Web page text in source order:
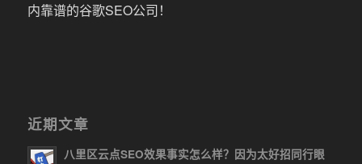
内靠谱的谷歌SEO公司！
近期文章
八里区云点SEO效果事实怎么样？因为太好招同行眼